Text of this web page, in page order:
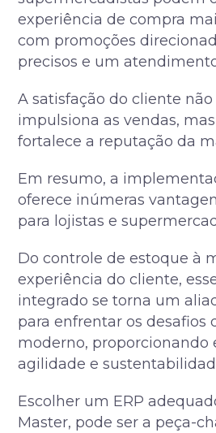
experiência de compra
com promoções
precisos e um
A satisfação do cliente não
impulsiona as vendas,
fortalece a reputação da
Em resumo, a
oferece inúmeras
para lojistas e
Do controle de estoque à
experiência do cliente,
integrado se torna um
para enfrentar os desafios
moderno, proporcionando
agilidade e
Escolher um ERP
Master, pode ser a peça-